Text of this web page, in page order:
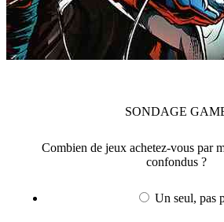
SONDAGE
Combien de jeux achetez-vous par
confondus ?
Un seul, pas